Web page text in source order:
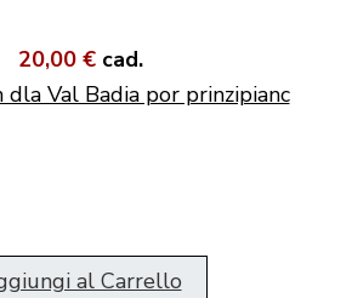
20,00 € cad.
dla Val Badia por prinzipianc
al Carrello